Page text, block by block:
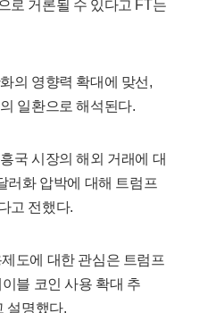
로 거론될 수 있다고 FT는
의 영향력 확대에 맞선,
일환으로 해석된다.
국 시장의 해외 거래에 대
러화 압박에 대해 트럼프
고 전했다.
도에 대한 관심은 트럼프
블 코인 사용 확대 추
설명했다.